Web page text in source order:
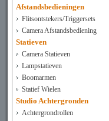
Afstandsbedieningen
Flitsontstekers/Triggersets
Camera Afstandsbediening
Statieven
Camera Statieven
Lampstatieven
Boomarmen
Statief Wielen
Studio Achtergronden
Achtergrondrollen